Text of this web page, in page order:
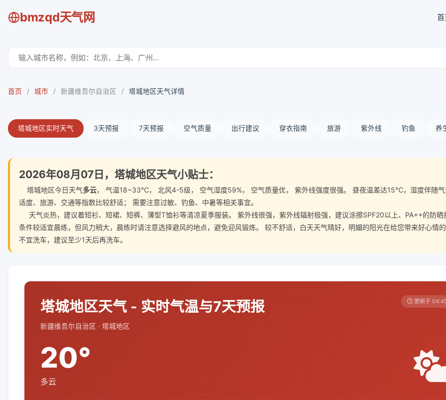
bmzqd天气网
首页 / 城市 / 新疆维吾尔自治区 / 塔城地区天气详情
塔城地区实时天气 3天预报 7天预报 空气质量 出行建议 穿衣指南 旅游 紫外线 钓鱼 养
2026年08月07日，塔城地区天气小贴士：
塔城地区今日天气多云， 气温18~33℃， 北风4-5级， 空气湿度59%， 空气质量优， 紫外线强度很强。 昼夜温差达15℃，湿度伴随
适度、旅游、交通等指数比较舒适； 需要注意过敏、钓鱼、中暑等相关事宜。
天气炎热，建议着短衫、短裙、短裤、薄型T恤衫等清凉夏季服装。 紫外线很强，紫外线辐射极强，建议涂擦SPF20以上、PA++的防
条件较适宜晨练，但风力稍大，晨练时请注意选择避风的地点，避免迎风锻炼。 较不舒适，白天天气晴好，明媚的阳光在给您带来好心情
不宜洗车，建议至少1天后再洗车。
塔城地区天气 - 实时气温与7天预报
新疆维吾尔自治区 · 塔城地区
更新于
20°
多云